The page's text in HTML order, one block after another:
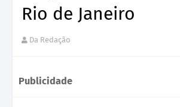
Rio de Janeiro
Da Redação
Publicidade